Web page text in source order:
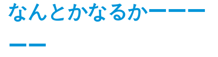
なんとかなるかーーー
ーー